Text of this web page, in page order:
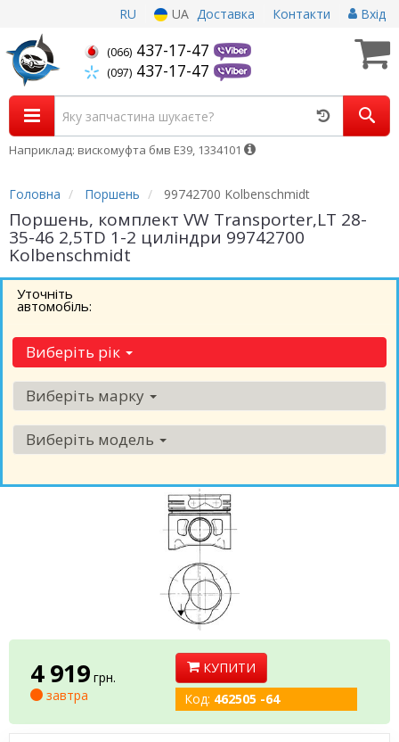
RU UA Доставка Контакти Вхід
(066) 437-17-47
(097) 437-17-47
Наприклад: вискомуфта бмв Е39, 1334101
Головна Поршень 99742700 Kolbenschmidt
Поршень, комплект VW Transporter,LT 28-
35-46 2,5TD 1-2 циліндри 99742700
Kolbenschmidt
Уточніть
автомобіль:
Виберіть рік
Виберіть марку
Виберіть модель
4 919 грн.
завтра
КУПИТИ
Код: 462505 -64